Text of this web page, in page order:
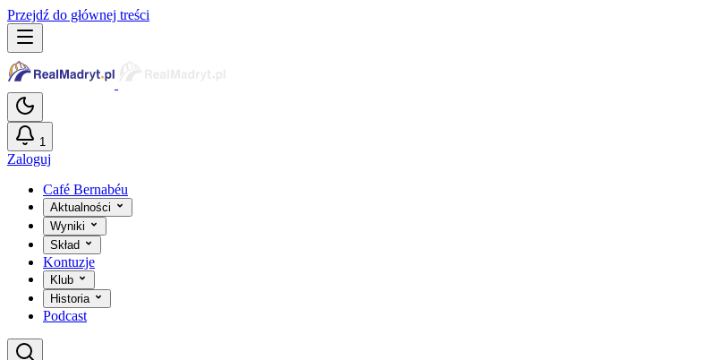
Przejdź do głównej treści
1
Zaloguj
Café Bernabéu
Aktualności
Wyniki
Skład
Kontuzje
Klub
Historia
Podcast